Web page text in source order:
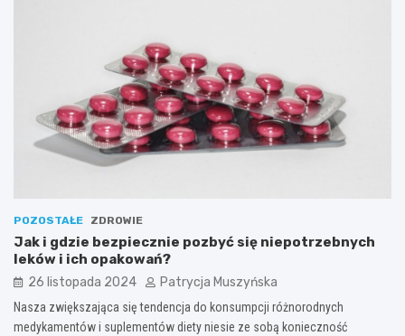
POZOSTAŁE ZDROWIE
Jak i gdzie bezpiecznie pozbyć się niepotrzebnych
leków i ich opakowań?
26 listopada 2024 Patrycja Muszyńska
Nasza zwiększająca się tendencja do konsumpcji różnorodnych
medykamentów i suplementów diety niesie ze sobą konieczność